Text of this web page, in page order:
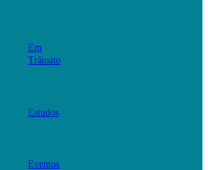
Em
Trânsito
Estudos
Eventos